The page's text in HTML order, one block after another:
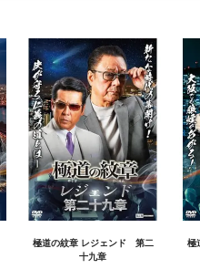
極道の紋章 レジェンド 第二
十九章
極